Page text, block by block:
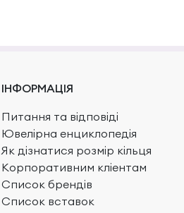
ІНФОРМАЦІЯ
Питання та відповіді
Ювелірна енциклопедія
Як дізнатися розмір кільця
Корпоративним кліентам
Список брендів
Список вставок